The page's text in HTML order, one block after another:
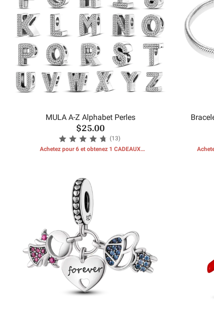
MULA A-Z Alphabet Perles
$25.00
(13)
Achetez pour 6 et obtenez 1 CADEAUX